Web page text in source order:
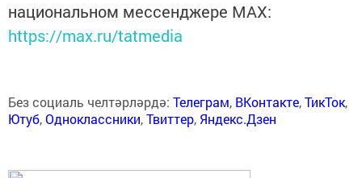
национальном мессенджере MАХ:
https://max.ru/tatmedia
Без социаль челтәрләрдә: Телеграм, ВКонтакте,ТикТок,
Ютуб,Одноклассники,Твиттер, Яндекс.Дзен